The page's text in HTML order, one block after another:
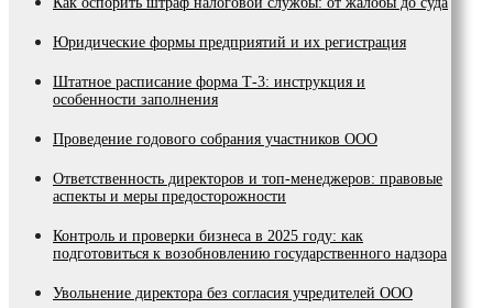
Юридические формы предприятий и их регистрация
Штатное расписание форма Т-3: инструкция и
особенности заполнения
Проведение годового собрания участников ООО
Ответственность директоров и топ-менеджеров: правовые
аспекты и меры предосторожности
Контроль и проверки бизнеса в 2025 году: как
подготовиться к возобновлению государственного надзора
Увольнение директора без согласия учредителей ООО